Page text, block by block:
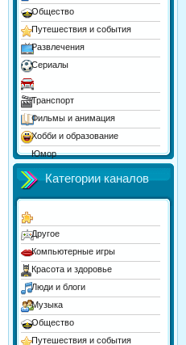
Общество
Путешествия и события
Развлечения
Сериалы
Спорт
Транспорт
Фильмы и анимация
Хобби и образование
Юмор
Категории каналов
Другое
Компьютерные игры
Красота и здоровье
Люди и блоги
Музыка
Общество
Путешествия и события